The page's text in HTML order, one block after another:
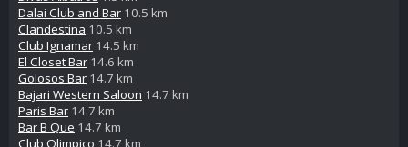
Dalai Club and Bar 10.5 km
Clandestina 10.5 km
Club Ignamar 14.5 km
El Closet Bar 14.6 km
Golosos Bar 14.7 km
Bajari Western Saloon 14.7 km
Paris Bar 14.7 km
Bar B Que 14.7 km